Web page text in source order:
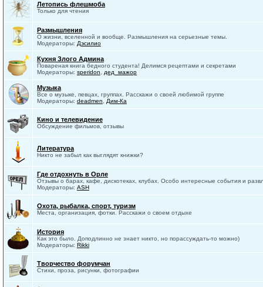
Летопись флешмоба
Только для чтения
Размышления
О жизни, вселенной и вообще. Размышления на серьезные темы.
Модераторы: Дэсилио
Кухня Злого Админа
Повареная книга бедного студента! Делимся рецептами и секретами
Модераторы: speridon дед_мажор
Музыка
Все о музыке, певцах, группах. Расскажи о своей любимой группе
Модераторы: deadmen Дим-Ка
Кино и телевидение
Обсуждение фильмов, отзывы
Литература
Никто не забыл как выглядят книжки?
Где отдохнуть в Орле
Отзывы о барах, кафе, дискотеках, клубах. Особо интересные события и
Модераторы: ASH
Охота, рыбалка, спорт, туризм
Места, организация, фотки. Расскажи о своем отдыхе
История
Как это было. Доподлинно не знает никто, но порассуждать-то можно)
Модераторы: Rikki
Творчество форумчан
Стихи, проза, рисунки, фотографии